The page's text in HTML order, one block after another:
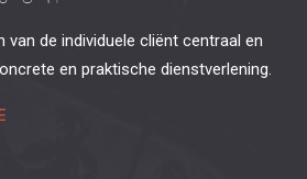
van de individuele cliënt centraal en
en praktische dienstverlening.